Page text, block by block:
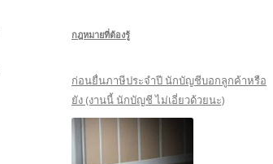
กฎหมายที่ต้องรู้
ก่อนยื่นภาษีประจำปี นักบัญชีบอกลูกค้าหรือ
ยัง (งานนี้ นักบัญชี ไม่เอี่ยวด้วยนะ)